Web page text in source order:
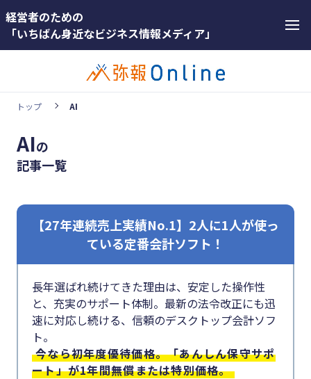
経営者のための
「いちばん身近なビジネス情報メディア」
ホットワード
#インボイス
#インボイス制度
#電子帳簿保存法
#資金調達
#DX
#生産性向上
#採用
ホットワー
#インボ
イス制度
#電子帳
簿保存法
#資金調
トップ AI
AIの
記事一覧
【27年連続売上実績No.1】2人に1人が使っ
ている定番会計ソフト！
長年選ばれ続けてきた理由は、安定した操作性
と、充実のサポート体制。最新の法令改正にも迅
速に対応し続ける、信頼のデスクトップ会計ソフ
ト。
今なら初年度優待価格。「あんしん保守サポ
ート」が1年間無償または特別価格。